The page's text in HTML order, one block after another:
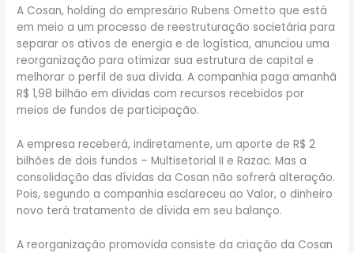
A Cosan, holding do empresário Rubens Ometto que está
em meio a um processo de reestruturação societária para
separar os ativos de energia e de logística, anunciou uma
reorganização para otimizar sua estrutura de capital e
melhorar o perfil de sua dívida. A companhia paga amanhã
R$ 1,98 bilhão em dívidas com recursos recebidos por
meios de fundos de participação.
A empresa receberá, indiretamente, um aporte de R$ 2
bilhões de dois fundos – Multisetorial II e Razac. Mas a
consolidação das dívidas da Cosan não sofrerá alteração.
Pois, segundo a companhia esclareceu ao Valor, o dinheiro
novo terá tratamento de dívida em seu balanço.
A reorganização promovida consiste da criação da Cosan